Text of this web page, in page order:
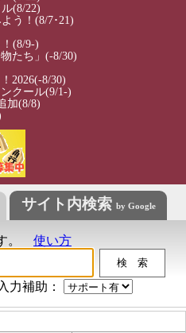
(8/22)
う！ (8/7･21)
(8/9-)
たち」(-8/30)
2026(-8/30)
クール(9/1-)
加(8/8)
サイト内検索 by Google
。 使い方
力補助：